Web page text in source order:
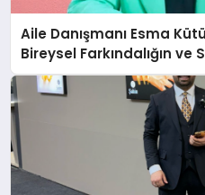
Aile Danışmanı Esma
Bireysel Farkındalığın ve
Anlatıyor